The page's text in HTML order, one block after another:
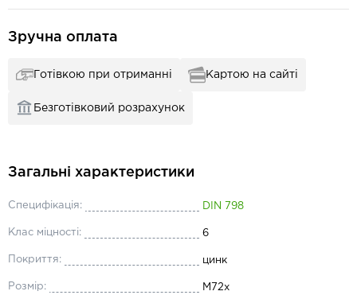
Зручна оплата
Готівкою при отриманні Картою на сайті
Безготівковий розрахунок
Загальні характеристики
Специфікація: DIN 798
Клас міцності: 6
Покриття: цинк
Розмір: М72x